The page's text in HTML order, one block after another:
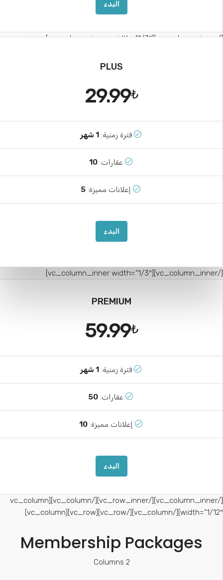
البدء
[/vc_column_inner][vc_column_inner width=”1/3″]
PLUS
₺
29.99
فترة زمنية: 1 شهر
عقارات: 10
إعلانات مميزة: 5
البدء
[/vc_column_inner][vc_column_inner width=”1/3″]
PREMIUM
₺
59.99
فترة زمنية: 1 شهر
عقارات: 50
إعلانات مميزة: 10
البدء
[/vc_column_inner][/vc_row_inner][/vc_column][vc_column
width=”1/12″][/vc_column][/vc_row][vc_row][vc_column]
Membership Packages
2 Columns